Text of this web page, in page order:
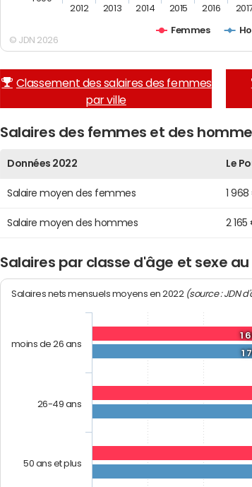
Femmes
2012 2013 2014 2015 2016
© JDN 2026
Classement des salaires des femmes
par ville
Salaires des femmes et des
Données 2022 Le
Salaire moyen des femmes 1
Salaire moyen des hommes 2
Salaires par classe d'âge et sexe au
Salaires nets mensuels moyens en 2022 (source : JDN
1
1
moins de 26 ans
26-49 ans
50 ans et plus